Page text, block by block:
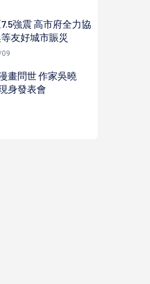
強震 高市府全力協
友好城市賑災
畫問世 作家吳曉
身發表會